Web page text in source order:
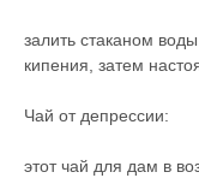
залить стаканом
кипения, затем
Чай от депрессии:
этот чай для дам в